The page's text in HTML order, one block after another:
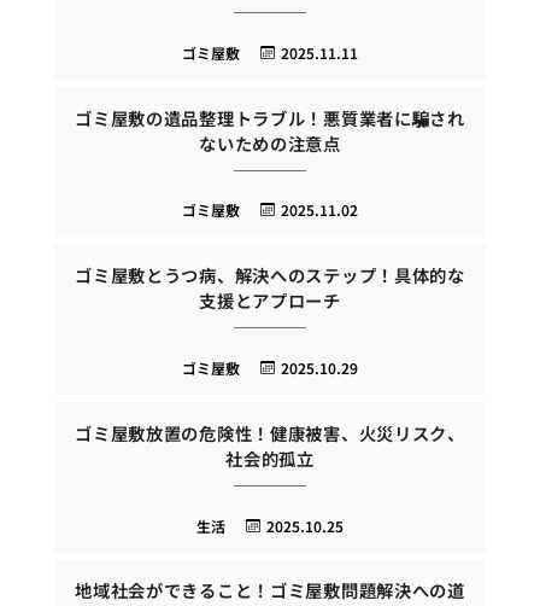
2025.11.11
ゴミ屋敷
ゴミ屋敷の遺品整理トラブル！悪質業者に騙され
ないための注意点
2025.11.02
ゴミ屋敷
ゴミ屋敷とうつ病、解決へのステップ！具体的な
支援とアプローチ
2025.10.29
ゴミ屋敷
ゴミ屋敷放置の危険性！健康被害、火災リスク、
社会的孤立
2025.10.25
生活
地域社会ができること！ゴミ屋敷問題解決への道